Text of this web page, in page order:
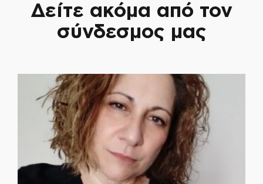
Δείτε ακόμα από τον
σύνδεσμος μας